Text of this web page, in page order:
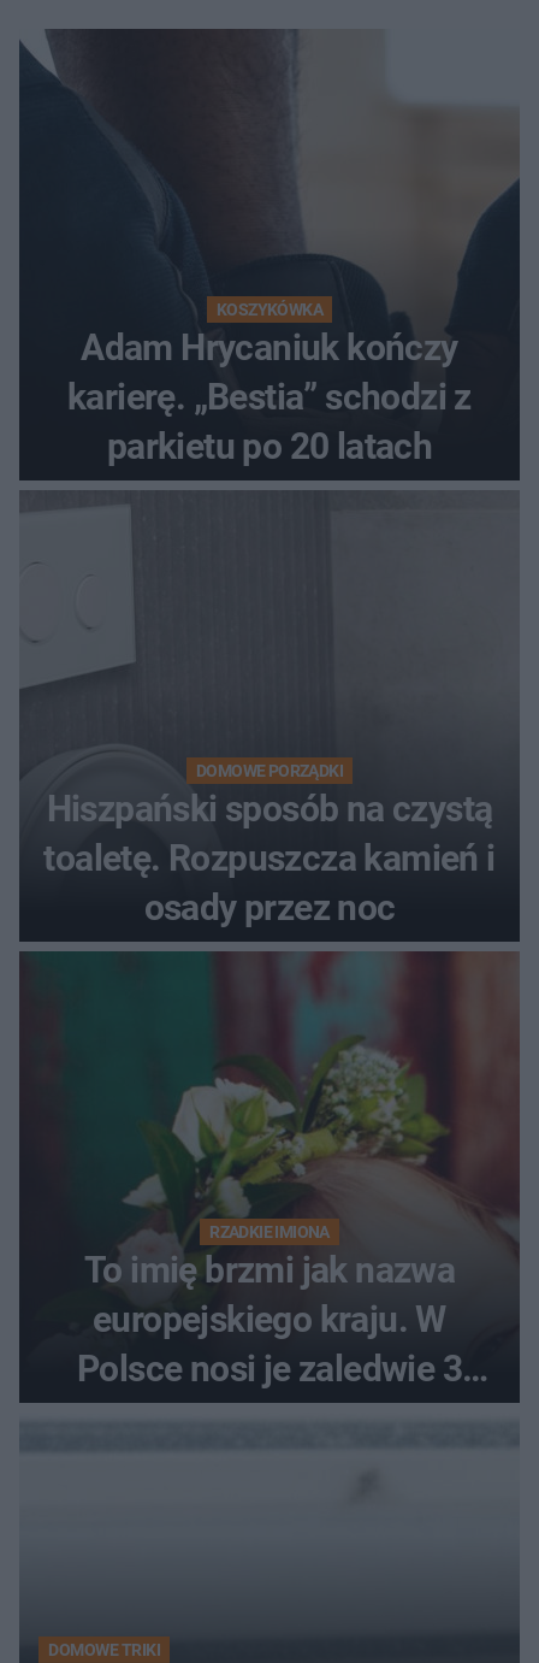
KOSZYKÓWKA
Adam Hrycaniuk kończy
karierę. „Bestia” schodzi z
parkietu po 20 latach
DOMOWE PORZĄDKI
Hiszpański sposób na czystą
toaletę. Rozpuszcza kamień i
osady przez noc
RZADKIE IMIONA
To imię brzmi jak nazwa
europejskiego kraju. W
Polsce nosi je zaledwie 3
kobiety
DOMOWE TRIKI